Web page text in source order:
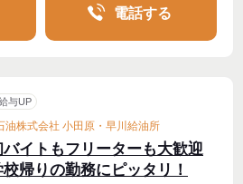
電話する
与UP
油株式会社 小田原・早川給油所
バイトもフリーターも大歓迎
校帰りの勤務にピッタリ！